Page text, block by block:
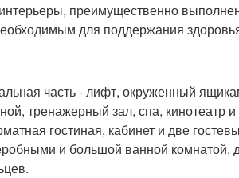
преимущественно
для поддержания
часть - лифт, окруженный
тренажерный зал, спа,
гостиная, кабинет и две
и большой ванной комнатой,